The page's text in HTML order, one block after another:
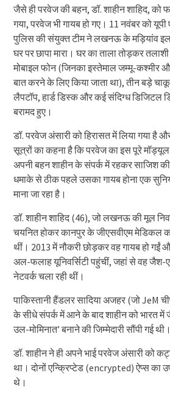
जैसे ही परवेज की बहन, डॉ. शाहीन शाहिद, को
गया, परवेज भी गायब हो गए। 11 नवंबर को
पुलिस की संयुक्त टीम ने लखनऊ के मड़ियांव
घर पर छापा मारा। घर का ताला तोड़कर
मोबाइल फोन (जिनका इस्तेमाल जम्मू-कश्मीर
बात करने के लिए किया जाता था), तीन बड़े
लैपटॉप, हार्ड डिस्क और कई संदिग्ध डिजिटल
बरामद हुए।
डॉ. परवेज अंसारी को हिरासत में लिया गया है
सूत्रों का कहना है कि परवेज का इस पूरे
अपनी बहन शाहीन के संपर्क में रहकर साजिश की
धमाके से ठीक पहले उसका गायब होना एक
माना जा रहा है।
डॉ. शाहीन शाहिद (46), जो लखनऊ की मूल
चयनित होकर कानपुर के जीएसवीएम मेडिकल
थीं। 2013 में नौकरी छोड़कर वह गायब हो गईं
अल-फलाह यूनिवर्सिटी पहुंचीं, जहां से वह जैश-
नेटवर्क चला रही थीं।
पाकिस्तानी हैंडलर सादिया अजहर (जो JeM
के सीधे संपर्क में आने के बाद शाहीन को भारत में
उल-मोमिनात’ बनाने की जिम्मेदारी सौंपी गई थी।
डॉ. शाहीन ने ही अपने भाई परवेज अंसारी को
था। दोनों एन्क्रिप्टेड (encrypted) ऐप्स का
थे।